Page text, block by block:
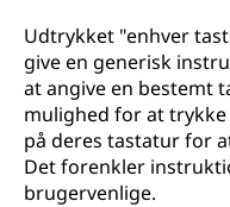
Udtrykket "enhver
give en generisk
at angive en bestemt
mulighed for at
på deres tastatur for
Det forenkler
brugervenlige.